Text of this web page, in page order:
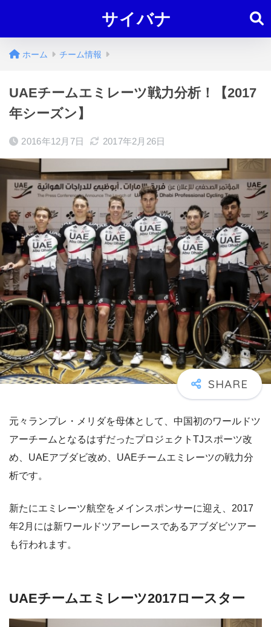
サイバナ
ホーム チーム情報
UAEチームエミレーツ戦力分析！【2017
年シーズン】
2016年12月7日 2017年2月26日
元々ランプレ・メリダを母体として、中国初のワールドツ
アーチームとなるはずだったプロジェクトTJスポーツ改
め、UAEアブダビ改め、UAEチームエミレーツの戦力分
析です。
新たにエミレーツ航空をメインスポンサーに迎え、2017
年2月には新ワールドツアーレースであるアブダビツアー
も行われます。
UAEチームエミレーツ2017ロースター